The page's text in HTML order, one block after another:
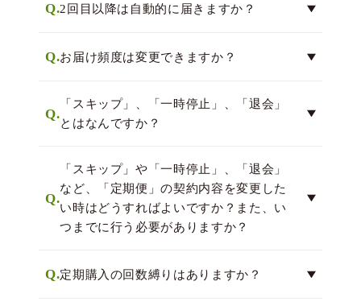
Q.2回目以降は自動的に届きますか？
Q.お届け頻度は変更できますか？
Q.
「スキップ」、「一時停止」、「退会」
とはなんですか？
Q.
「スキップ」や「一時停止」、「退会」
など、「定期便」の契約内容を変更した
い時はどうすればよいですか？また、い
つまでに行う必要がありますか？
Q.定期購入の回数縛りはありますか？